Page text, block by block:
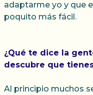
adaptarme yo y que
poquito más fácil.
¿Qué te dice la
descubre que
Al principio muchos